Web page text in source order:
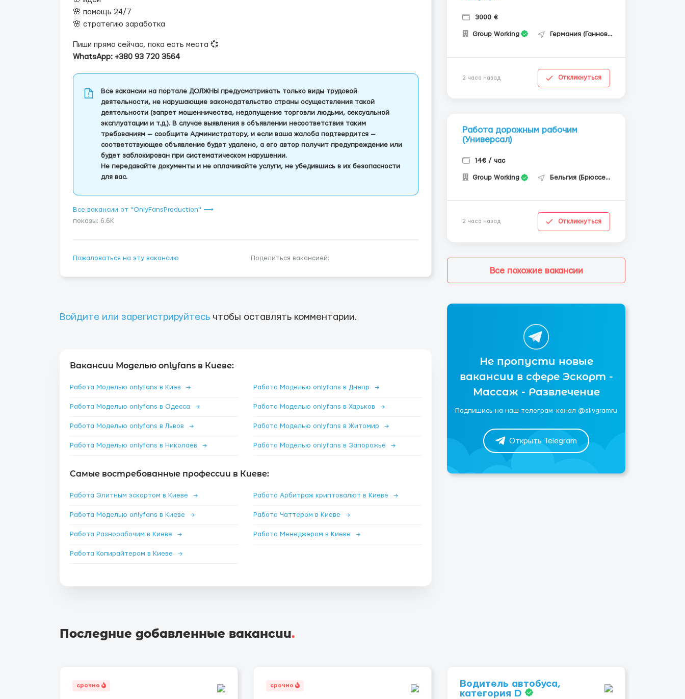
🌸 помощь 24/7
🌸 стратегию заработка
Пиши прямо сейчас, пока есть места 💞
WhatsApp: +380 93 720 3564
Все вакансии на портале ДОЛЖНЫ предусматривать только виды трудовой
деятельности, не нарушающие законодательство страны осуществления такой
деятельности (запрет мошенничества, недопущение торговли людьми, сексуальной
эксплуатации и т.д.). В случае выявления в объявлении несоответствия таким
требованиям — сообщите Администратору, и если ваша жалоба подтвердится —
соответствующее объявление будет удалено, а его автор получит предупреждение или
будет заблокирован при систематическом нарушении.
Не передавайте документы и не оплачивайте услуги, не убедившись в их безопасности
для вас.
Все вакансии от "OnlyFansProduction" ⟶
показы: 6.6K
Пожаловаться на эту вакансию Поделиться вакансией:
Войдите или зарегистрируйтесь чтобы оставлять комментарии.
Вакансии Моделью onlyfans в Киеве:
Работа Моделью onlyfans в Киев → Работа Моделью onlyfans в Днепр →
Работа Моделью onlyfans в Одесса → Работа Моделью onlyfans в Харьков →
Работа Моделью onlyfans в Львов → Работа Моделью onlyfans в Житомир →
Работа Моделью onlyfans в Николаев → Работа Моделью onlyfans в Запорожье →
Самые востребованные профессии в Киеве:
Работа Элитным эскортом в Киеве → Работа Арбитраж криптовалют в Киеве →
Работа Моделью onlyfans в Киеве → Работа Чаттером в Киеве →
Работа Разнорабочим в Киеве → Работа Менеджером в Киеве →
Работа Копирайтером в Киеве →
3000 €
Group Working Германия (Ганновер)
2 часа назад Откликнуться
Работа дорожным рабочим
(Универсал)
14€ / час
Group Working Бельгия (Брюссель)
2 часа назад Откликнуться
Все похожие вакансии
Не пропусти новые
вакансии в сфере Эскорт -
Массаж - Развлечение
Подпишись на наш телеграм-канал @slivgramru
Открыть Telegram
Последние добавленные вакансии.
срочно срочно
Водитель автобуса,
категория D